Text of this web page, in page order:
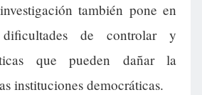
también pone en
de controlar y
que pueden dañar la
instituciones democráticas.